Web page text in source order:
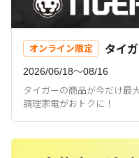
オンライン限定 タイ
2026/06/18〜08/16
タイガーの商品が今だけ最
調理家電がおトクに！